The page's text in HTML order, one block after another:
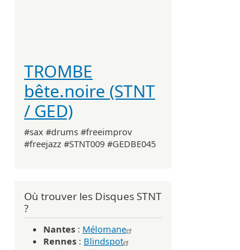
TROMBE
bête.noire (STNT
/ GED)
#sax #drums #freeimprov
#freejazz #STNT009 #GEDBE045
Où trouver les Disques STNT
?
Nantes : Mélomane
Rennes : Blindspot